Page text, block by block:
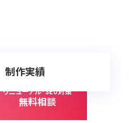
リニューアル･SEO対策
無料相談
制作実績